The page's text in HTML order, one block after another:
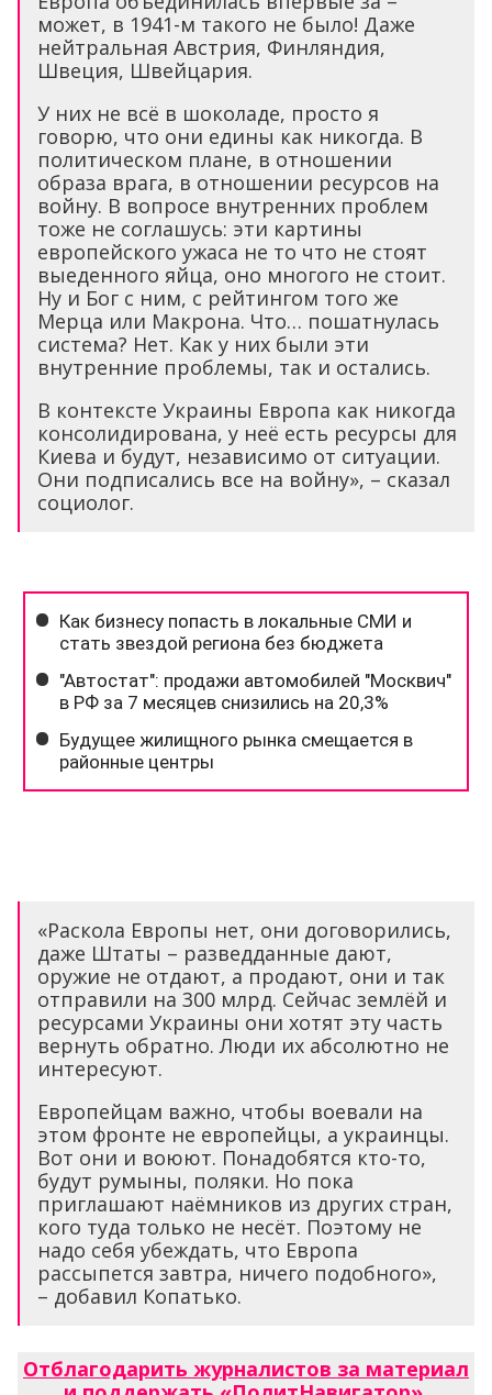
может, в 1941-м такого не было! Даже
нейтральная Австрия, Финляндия,
Швеция, Швейцария.
У них не всё в шоколаде, просто я
говорю, что они едины как никогда. В
политическом плане, в отношении
образа врага, в отношении ресурсов на
войну. В вопросе внутренних проблем
тоже не соглашусь: эти картины
европейского ужаса не то что не стоят
выеденного яйца, оно многого не стоит.
Ну и Бог с ним, с рейтингом того же
Мерца или Макрона. Что… пошатнулась
система? Нет. Как у них были эти
внутренние проблемы, так и остались.
В контексте Украины Европа как никогда
консолидирована, у неё есть ресурсы для
Киева и будут, независимо от ситуации.
Они подписались все на войну», – сказал
социолог.
«Раскола Европы нет, они договорились,
даже Штаты – разведданные дают,
оружие не отдают, а продают, они и так
отправили на 300 млрд. Сейчас землёй и
ресурсами Украины они хотят эту часть
вернуть обратно. Люди их абсолютно не
интересуют.
Европейцам важно, чтобы воевали на
этом фронте не европейцы, а украинцы.
Вот они и воюют. Понадобятся кто-то,
будут румыны, поляки. Но пока
приглашают наёмников из других стран,
кого туда только не несёт. Поэтому не
надо себя убеждать, что Европа
рассыпется завтра, ничего подобного»,
– добавил Копатько.
Отблагодарить журналистов за материал